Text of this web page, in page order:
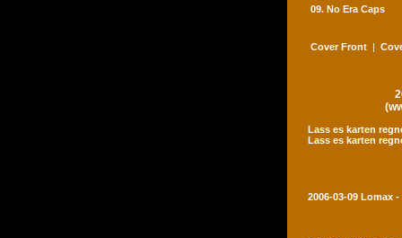
09. No Era Caps
Cover Front |
Lass es karten
Lass es karten
2006-03-09 Lomax